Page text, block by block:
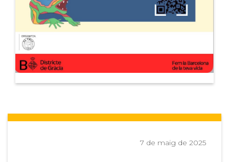
7 de maig de 2025